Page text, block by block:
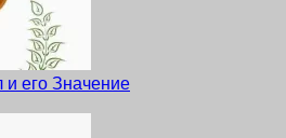
его Значение